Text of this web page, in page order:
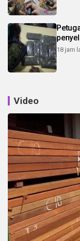
18 jam
Video